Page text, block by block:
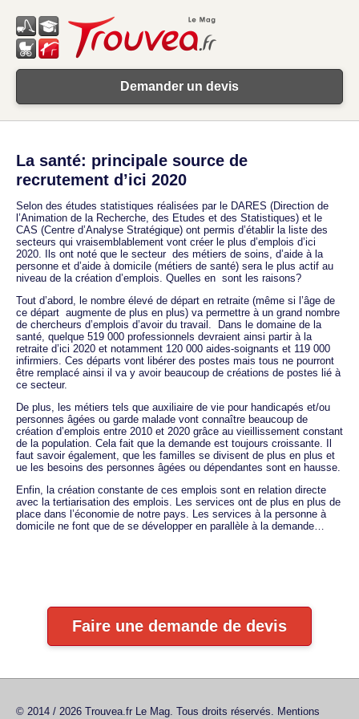
Demander un devis
La santé: principale source de
recrutement d’ici 2020
Selon des études statistiques réalisées par le DARES (Direction de
l’Animation de la Recherche, des Etudes et des Statistiques) et le
CAS (Centre d’Analyse Stratégique) ont permis d’établir la liste des
secteurs qui vraisemblablement vont créer le plus d’emplois d’ici
2020. Ils ont noté que le secteur des métiers de soins, d’aide à la
personne et d’aide à domicile (métiers de santé) sera le plus actif au
niveau de la création d’emplois. Quelles en sont les raisons?
Tout d’abord, le nombre élevé de départ en retraite (même si l’âge de
ce départ augmente de plus en plus) va permettre à un grand nombre
de chercheurs d’emplois d’avoir du travail. Dans le domaine de la
santé, quelque 519 000 professionnels devraient ainsi partir à la
retraite d’ici 2020 et notamment 120 000 aides-soignants et 119 000
infirmiers. Ces départs vont libérer des postes mais tous ne pourront
être remplacé ainsi il va y avoir beaucoup de créations de postes lié à
ce secteur.
De plus, les métiers tels que auxiliaire de vie pour handicapés et/ou
personnes âgées ou garde malade vont connaître beaucoup de
création d’emplois entre 2010 et 2020 grâce au vieillissement constant
de la population. Cela fait que la demande est toujours croissante. Il
faut savoir également, que les familles se divisent de plus en plus et
ue les besoins des personnes âgées ou dépendantes sont en hausse.
Enfin, la création constante de ces emplois sont en relation directe
avec la tertiarisation des emplois. Les services ont de plus en plus de
place dans l’économie de notre pays. Les services à la personne à
domicile ne font que de se développer en parallèle à la demande…
Faire une demande de devis
© 2014 / 2026 Trouvea.fr Le Mag. Tous droits réservés. Mentions